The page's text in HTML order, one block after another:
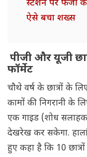
स्टेशन पर फर्जी
ऐसे बचा शख्स
पीजी और यूजी
फॉर्मेट
चौथे वर्ष के छात्रों के
कामों की निगरानी के
एक गाइड (शोध
देखरेख कर सकेगा.
हुए कहा है कि 10